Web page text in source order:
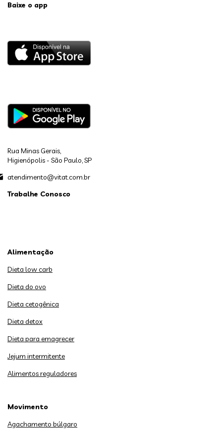
Baixe o app
Rua Minas Gerais,
Higienópolis - São Paulo, SP
atendimento@vitat.com.br
Trabalhe Conosco
Alimentação
Dieta low carb
Dieta do ovo
Dieta cetogênica
Dieta detox
Dieta para emagrecer
Jejum intermitente
Alimentos reguladores
Movimento
Agachamento búlgaro